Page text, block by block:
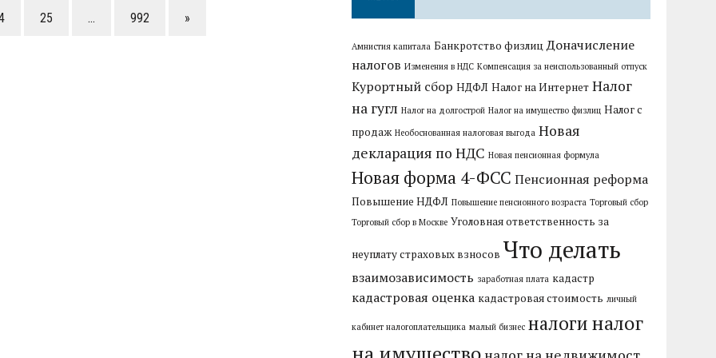
25 … 992 »
Амнистия капитала Банкротство физлиц Доначисление
налогов Изменения в НДС Компенсация за неиспользованный отпуск
Курортный сбор НДФЛ Налог на Интернет Налог
на гугл Налог на долгострой Налог на имущество физлиц Налог с
продаж Необоснованная налоговая выгода Новая
декларация по НДС Новая пенсионная формула
Новая форма 4-ФСС Пенсионная реформа
Повышение НДФЛ Повышение пенсионного возраста Торговый сбор
Торговый сбор в Москве Уголовная ответственность за
неуплату страховых взносов Что делать
взаимозависимость заработная плата кадастр
кадастровая оценка кадастровая стоимость личный
кабинет налогоплательщика малый бизнес налоги налог